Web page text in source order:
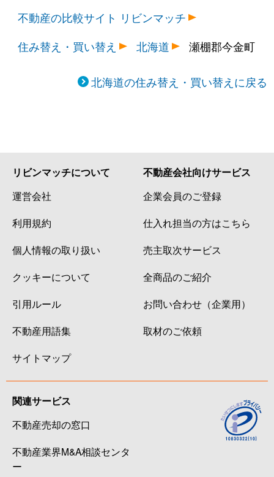
不動産の比較サイト リビンマッチ
住み替え・買い替え
北海道 瀬棚郡今金町
北海道の住み替え・買い替えに戻る
リビンマッチについて
運営会社
利用規約
個人情報の取り扱い
クッキーについて
引用ルール
不動産用語集
サイトマップ
不動産会社向けサービス
企業会員のご登録
仕入れ担当の方はこちら
売主取次サービス
全商品のご紹介
お問い合わせ（企業用）
取材のご依頼
関連サービス
不動産売却の窓口
不動産業界M&A相談センタ
ー